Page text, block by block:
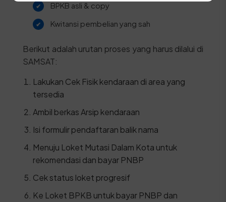
BPKB asli & copy
Kwitansi pembelian yang sah
Berikut adalah urutan proses yang harus dilalui di
SAMSAT:
Lakukan Cek Fisik kendaraan di area yang
tersedia
Ambil berkas Arsip kendaraan
Isi formulir pendaftaran balik nama
Menuju Loket Mutasi Dalam Kota untuk
rekomendasi dan bayar PNBP
Cek status loket progresif
Ke Loket BPKB untuk bayar PNBP dan